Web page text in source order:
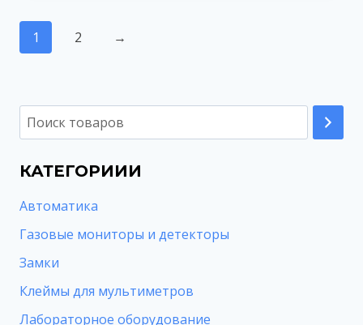
1 2 →
КАТЕГОРИИИ
Автоматика
Газовые мониторы и детекторы
Замки
Клеймы для мультиметров
Лабораторное оборудование